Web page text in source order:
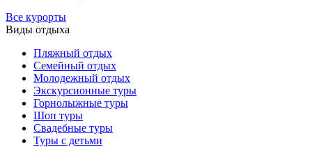
Все курорты
Виды отдыха
Пляжный отдых
Семейный отдых
Молодежный отдых
Экскурсионные туры
Горнолыжные туры
Шоп туры
Свадебные туры
Туры с детьми